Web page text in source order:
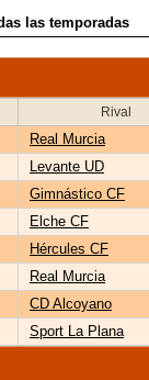
las temporadas
Rival
Real Murcia
Levante UD
Gimnástico CF
Elche CF
Hércules CF
Real Murcia
CD Alcoyano
Sport La Plana